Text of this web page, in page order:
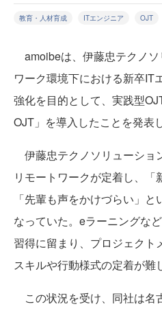
教育・人材育成 ITエンジニア OJT
amoibeは、伊藤忠テクノソ
ワーク環境下における新卒IT
強化を目的として、実践型
OJT」を導入したことを発表し
伊藤忠テクノソリューショ
リモートワークが定着し、「
「先輩も声をかけづらい」
なっていた。eラーニングな
習得に留まり、プロジェクト
スキルや行動様式の定着が難
この状況を受け、同社は名